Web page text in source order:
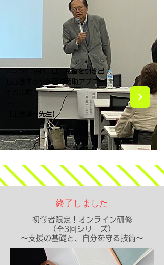
2025年5月11日「希望を引き出
し応援する～多面的援助アプロー
～」
【田嶌誠一先生】
終了しました
初学者限定！オンライン研修
（全3回シリーズ）
～支援の基礎と、自分を守る技術～